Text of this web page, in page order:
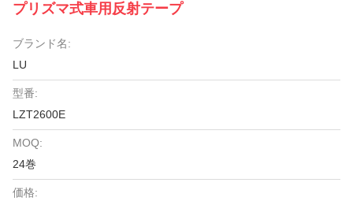
プリズマ式車用反射テープ
ブランド名:
LU
型番:
LZT2600E
MOQ:
24巻
価格: